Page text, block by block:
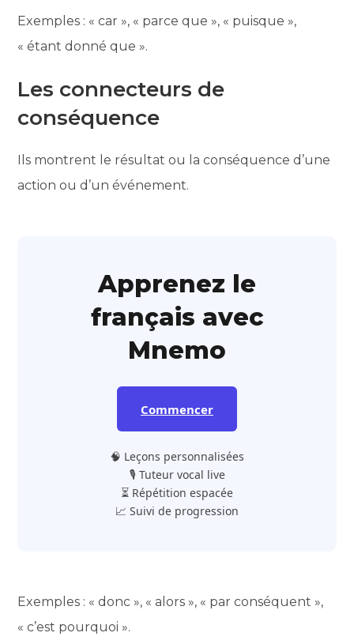
Exemples : « car », « parce que », « puisque »,
« étant donné que ».
Les connecteurs de
conséquence
Ils montrent le résultat ou la conséquence d’une
action ou d’un événement.
Apprenez le
français avec
Mnemo
Commencer
🧠 Leçons personnalisées
🎙️ Tuteur vocal live
⏳ Répétition espacée
📈 Suivi de progression
Exemples : « donc », « alors », « par conséquent »,
« c’est pourquoi ».